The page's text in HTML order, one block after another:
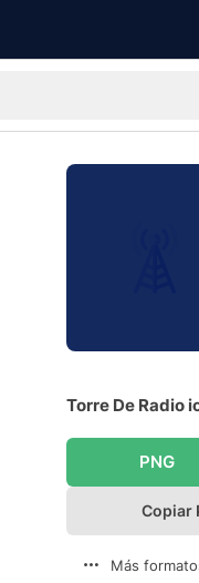
Torre De Radio
PNG
Copiar
Más